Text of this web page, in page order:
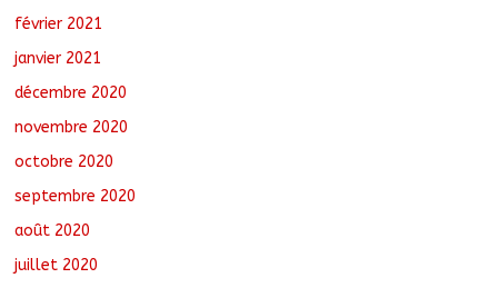
février 2021
janvier 2021
décembre 2020
novembre 2020
octobre 2020
septembre 2020
août 2020
juillet 2020